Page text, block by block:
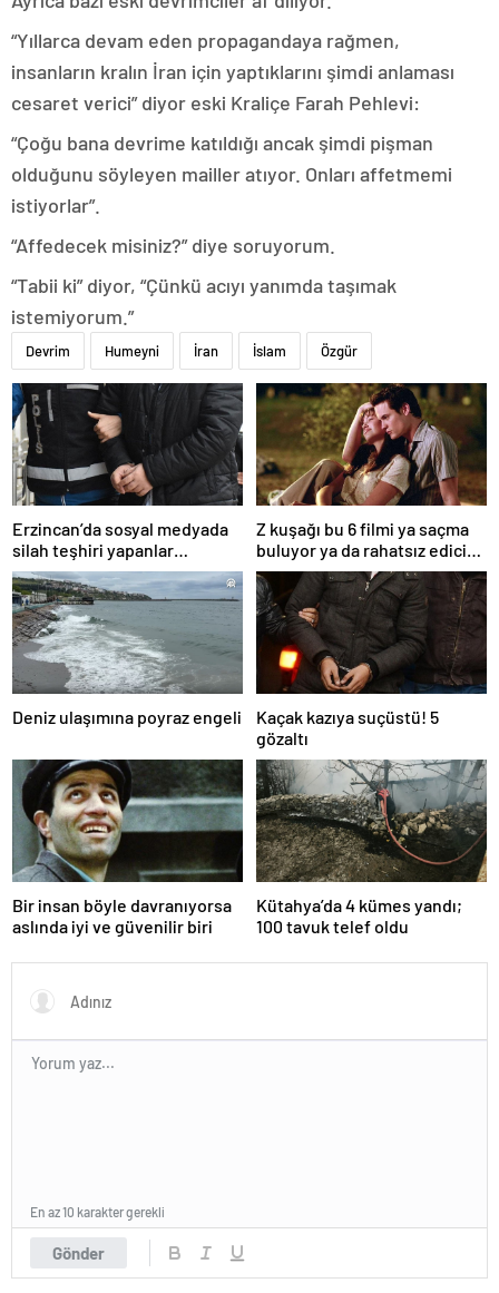
“Yıllarca devam eden propagandaya rağmen,
insanların kralın İran için yaptıklarını şimdi anlaması
cesaret verici” diyor eski Kraliçe Farah Pehlevi:
“Çoğu bana devrime katıldığı ancak şimdi pişman
olduğunu söyleyen mailler atıyor. Onları affetmemi
istiyorlar”.
“Affedecek misiniz?” diye soruyorum.
“Tabii ki” diyor, “Çünkü acıyı yanımda taşımak
istemiyorum.”
Devrim Humeyni İran İslam Özgür
Erzincan’da sosyal medyada
silah teşhiri yapanlar
yakalandı
Z kuşağı bu 6 filmi ya saçma
buluyor ya da rahatsız edici
ve toksik!
Deniz ulaşımına poyraz engeli
Kaçak kazıya suçüstü! 5
gözaltı
Bir insan böyle davranıyorsa
aslında iyi ve güvenilir biri
Kütahya’da 4 kümes yandı;
100 tavuk telef oldu
Gönder
En az 10 karakter gerekli